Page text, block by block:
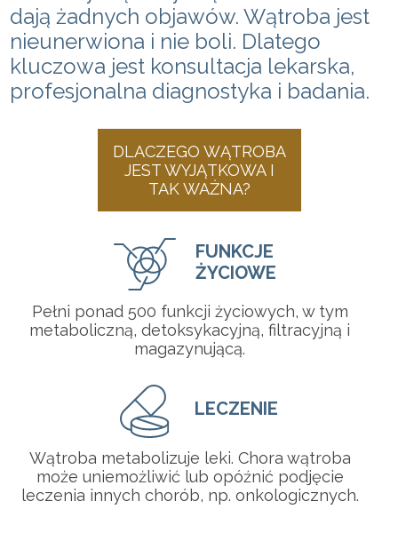
dają żadnych objawów. Wątroba jest
nieunerwiona i nie boli. Dlatego
kluczowa jest konsultacja lekarska,
profesjonalna diagnostyka i badania.
DLACZEGO WĄTROBA
JEST WYJĄTKOWA I
TAK WAŻNA?
FUNKCJE
ŻYCIOWE
Pełni ponad 500 funkcji życiowych, w tym
metaboliczną, detoksykacyjną, filtracyjną i
magazynującą.
LECZENIE
Wątroba metabolizuje leki. Chora wątroba
może uniemożliwić lub opóźnić podjęcie
leczenia innych chorób, np. onkologicznych.